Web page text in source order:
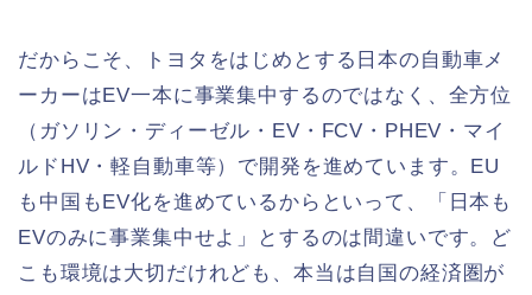
だからこそ、トヨタをはじめとする日本の自動車メ
ーカーはEV一本に事業集中するのではなく、全方位
（ガソリン・ディーゼル・EV・FCV・PHEV・マイ
ルドHV・軽自動車等）で開発を進めています。EU
も中国もEV化を進めているからといって、「日本も
EVのみに事業集中せよ」とするのは間違いです。ど
こも環境は大切だけれども、本当は自国の経済圏が